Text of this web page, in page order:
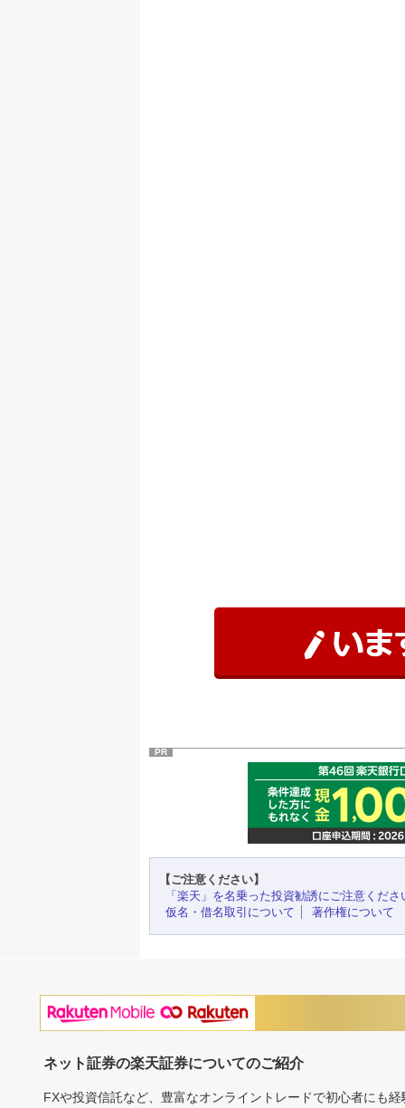
PR
【ご注意ください】
「楽天」を名乗った投資勧誘にご注意くださ
仮名・借名取引について
著作権について
ネット証券の楽天証券についてのご紹介
FXや投資信託など、豊富なオンライントレードで初心者にも